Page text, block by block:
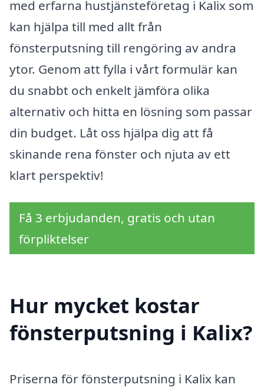
med erfarna hustjänsteföretag i Kalix som
kan hjälpa till med allt från
fönsterputsning till rengöring av andra
ytor. Genom att fylla i vårt formulär kan
du snabbt och enkelt jämföra olika
alternativ och hitta en lösning som passar
din budget. Låt oss hjälpa dig att få
skinande rena fönster och njuta av ett
klart perspektiv!
Få 3 erbjudanden, gratis och utan
förpliktelser
Hur mycket kostar
fönsterputsning i Kalix?
Priserna för fönsterputsning i Kalix kan